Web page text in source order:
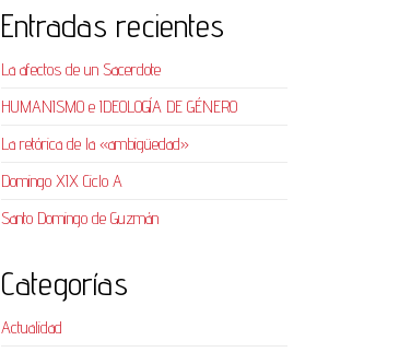
Entradas recientes
La afectos de un Sacerdote
HUMANISMO e IDEOLOGÍA DE GÉNERO
La retórica de la «ambigüedad»
Domingo XIX Ciclo A
Santo Domingo de Guzmán
Categorías
Actualidad